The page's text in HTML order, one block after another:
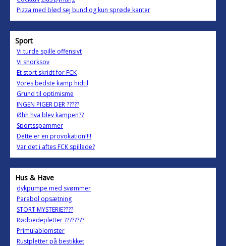
Pizza med blød sej bund og kun sprøde kanter
Sport
Vi turde spille offensivt
Vi snorksov
Et stort skridt for FCK
Vores bedste kamp hidtil
Grund til optimisme
INGEN PIGER DER ?????
Øhh hva blev kampen??
Sportsspammer
Dette er en provokation!!!!
Var det i aftes FCK spillede?
Hus & Have
dykpumpe med svømmer
Parabol opsætning
STORT MYSTERIE????
Rødbedepletter ????????
Primulablomster
Rustpletter på bestikket